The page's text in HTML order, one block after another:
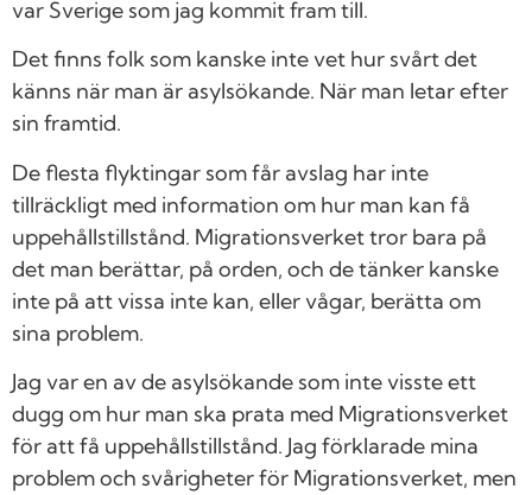
var Sverige som jag kommit fram till.
Det finns folk som kanske inte vet hur svårt det
känns när man är asylsökande. När man letar efter
sin framtid.
De flesta flyktingar som får avslag har inte
tillräckligt med information om hur man kan få
uppehållstillstånd. Migrationsverket tror bara på
det man berättar, på orden, och de tänker kanske
inte på att vissa inte kan, eller vågar, berätta om
sina problem.
Jag var en av de asylsökande som inte visste ett
dugg om hur man ska prata med Migrationsverket
för att få uppehållstillstånd. Jag förklarade mina
problem och svårigheter för Migrationsverket, men